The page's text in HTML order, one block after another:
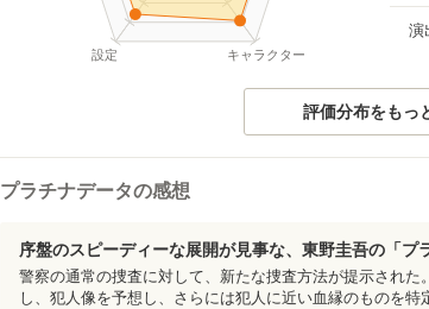
キャラクター
設定
演
評価分布をもっ
プラチナデータの感想
序盤のスピーディーな展開が見事な、東野圭吾の「プ
警察の通常の捜査に対して、新たな捜査方法が提示され
し、犯人像を予想し、さらには犯人に近い血縁のものを